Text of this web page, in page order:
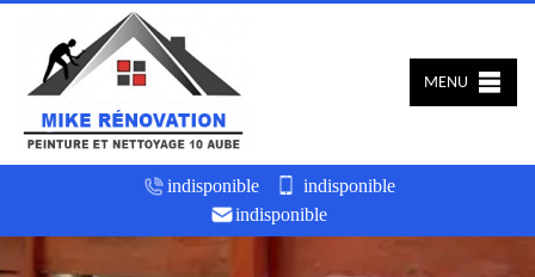
indisponible
indisponible
indisponible
MENU